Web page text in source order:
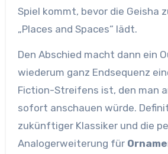
Spiel kommt, bevor die Geisha
„Places and Spaces“ lädt.
Den Abschied macht dann ein
wiederum ganz Endsequenz
Fiction-Streifens ist, den man
sofort anschauen würde.
zukünftiger Klassiker und die
Analogerweiterung für